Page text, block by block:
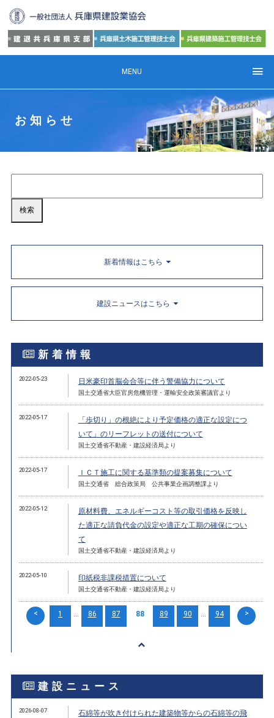
MENU
お知らせ
新着情報はこちら
建設ニュースはこちら
新着情報
2022-05-23 日米豪印首脳会合等に伴う警備協力について
国土交通省大臣官房危機管理・運輸安全政策審議官より
2022-05-17
「歩切り」の根絶により予定価格の適正な設定につ
いて」のリーフレットの送付について
国土交通省不動産・建設経済局より
2022-05-17 ＩＣＴ施工に関する基準類の提案募集について
国土交通省 総合政策局 公共事業企画調整課より
2022-05-12
原材料費、エネルギーコスト等の取引価格を反映し
た適正な請負代金の設定や適正な工期の確保につい
て
国土交通省不動産・建設経済局より
2022-05-10 印紙税非課税措置について
国土交通省不動産・建設経済局より
< 1 ... 86 87 88 89 90 ... 94 >
建設ニュース
2026-08-07
石綿等が吹き付けられた建築物等からの石綿等の飛